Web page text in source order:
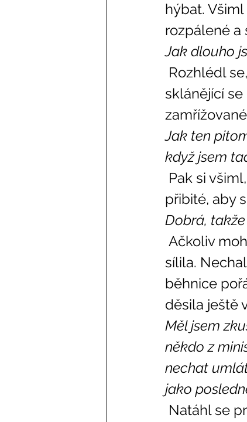
hýbat.
rozpálené a
Jak dlouho
sklánějící
Jak ten
když jsem
přibité, aby
Dobrá,
sílila.
běhnice
děsila ještě
Měl jsem
někdo z
nechat
jako